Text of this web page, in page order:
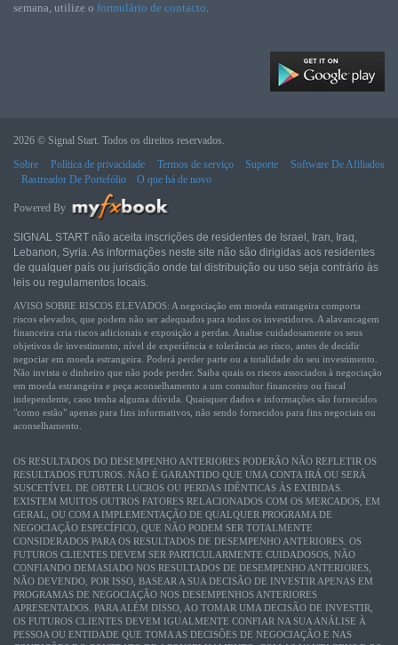
semana, utilize o formulário de contacto.
2026 © Signal Start. Todos os direitos reservados.
Sobre
Política de privacidade Termos de serviço Suporte
Software De Afiliados
Rastreador De Portefólio
O que há de novo
Powered By
SIGNAL START não aceita inscrições de residentes de Israel, Iran, Iraq,
Lebanon, Syria. As informações neste site não são dirigidas aos residentes
de qualquer país ou jurisdição onde tal distribuição ou uso seja contrário às
leis ou regulamentos locais.
AVISO SOBRE RISCOS ELEVADOS: A negociação em moeda estrangeira comporta
riscos elevados, que podem não ser adequados para todos os investidores. A alavancagem
financeira cria riscos adicionais e exposição a perdas. Analise cuidadosamente os seus
objetivos de investimento, nível de experiência e tolerância ao risco, antes de decidir
negociar em moeda estrangeira. Poderá perder parte ou a totalidade do seu investimento.
Não invista o dinheiro que não pode perder. Saiba quais os riscos associados à negociação
em moeda estrangeira e peça aconselhamento a um consultor financeiro ou fiscal
independente, caso tenha alguma dúvida. Quaisquer dados e informações são fornecidos
"como estão" apenas para fins informativos, não sendo fornecidos para fins negociais ou
aconselhamento.
OS RESULTADOS DO DESEMPENHO ANTERIORES PODERÃO NÃO REFLETIR OS
RESULTADOS FUTUROS. NÃO É GARANTIDO QUE UMA CONTA IRÁ OU SERÁ
SUSCETÍVEL DE OBTER LUCROS OU PERDAS IDÊNTICAS ÀS EXIBIDAS.
EXISTEM MUITOS OUTROS FATORES RELACIONADOS COM OS MERCADOS, EM
GERAL, OU COM A IMPLEMENTAÇÃO DE QUALQUER PROGRAMA DE
NEGOCIAÇÃO ESPECÍFICO, QUE NÃO PODEM SER TOTALMENTE
CONSIDERADOS PARA OS RESULTADOS DE DESEMPENHO ANTERIORES. OS
FUTUROS CLIENTES DEVEM SER PARTICULARMENTE CUIDADOSOS, NÃO
CONFIANDO DEMASIADO NOS RESULTADOS DE DESEMPENHO ANTERIORES,
NÃO DEVENDO, POR ISSO, BASEAR A SUA DECISÃO DE INVESTIR APENAS EM
PROGRAMAS DE NEGOCIAÇÃO NOS DESEMPENHOS ANTERIORES
APRESENTADOS. PARA ALÉM DISSO, AO TOMAR UMA DECISÃO DE INVESTIR,
OS FUTUROS CLIENTES DEVEM IGUALMENTE CONFIAR NA SUA ANÁLISE À
PESSOA OU ENTIDADE QUE TOMA AS DECISÕES DE NEGOCIAÇÃO E NAS